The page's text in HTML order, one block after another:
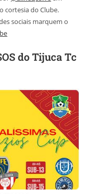
cortesia do Clube.
sociais marquem o
do Tijuca Tc